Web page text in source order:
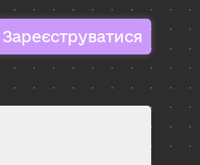
Зареєструватися